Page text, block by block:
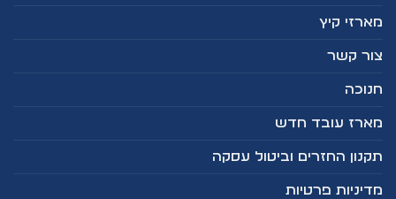
מארזי קיץ
צור קשר
חנוכה
מארז עובד חדש
תקנון החזרים וביטול עסקה
מדיניות פרטיות